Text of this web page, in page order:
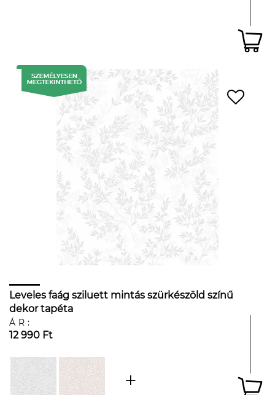
Leveles faág sziluett mintás szürkészöld színű
dekor tapéta
ÁR:
12 990 Ft